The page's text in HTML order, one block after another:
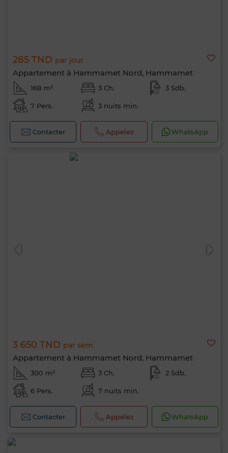
285 TND par jour
Appartement à Hammamet Nord, Hammamet
168 m² 3 Ch. 3 Sdb.
7 Pers. 3 nuits min.
Contacter Appelez WhatsApp
3 650 TND par sem.
Appartement à Hammamet Nord, Hammamet
300 m² 3 Ch. 2 Sdb.
6 Pers. 7 nuits min.
Contacter Appelez WhatsApp
Bonjour, je suis MIA. Quel critère souhaitez-